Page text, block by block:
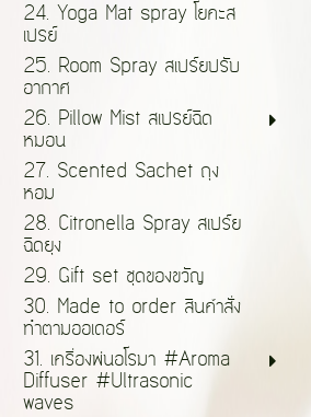
24. Yoga Mat spray โยคะส
เปรย์
25. Room Spray สเปร์ยปรับ
อากาศ
26. Pillow Mist สเปรย์ฉีด
หมอน
27. Scented Sachet ถุง
หอม
28. Citronella Spray สเปร์ย
ฉีดยุง
29. Gift set ชุดของขวัญ
30. Made to order สินค้าสั่ง
ทำตามออเดอร์
31. เครื่องพ่นอโรมา #Aroma
Diffuser #Ultrasonic
waves